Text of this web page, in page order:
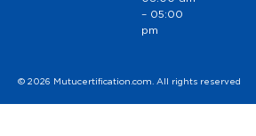
– 05:00
pm
© 2026 Mutucertification.com. All rights reserved